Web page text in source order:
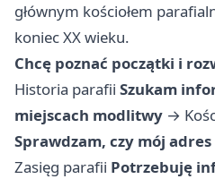
głównym kościołem
koniec XX wieku.
Chcę poznać początki i
Historia parafii Szukam
miejscach modlitwy →
Sprawdzam, czy mój
Zasięg parafii Potrzebuję